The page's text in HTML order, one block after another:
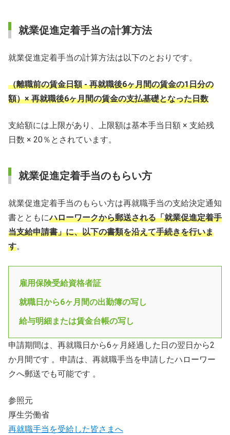
就業促進定着手当の計算方法
就業促進定着手当の計算方法は以下のとおりです。
（離職前の賃金日額 - 再就職後6ヶ月間の賃金の1日分の
額）× 再就職後6ヶ月間の賃金の支払基礎となった日数
支給額には上限があり、上限額は基本手当日額 × 支給残
日数 × 20％とされています。
就業促進定着手当のもらい方
就業促進定着手当のもらい方は再就職手当の支給決定通知
書とともにハローワークから郵送される「就業促進定着手
当支給申請書」に、以下の書類を沿えて手続きを行いま
す。
雇用保険受給資格者証
就職日から6ヶ月間の出勤簿の写し
給与明細または賃金台帳の写し
申請期間は、再就職日から6ヶ月経過した日の翌日から2
か月間です 。申請は、再就職手当を申請したハローワー
クへ郵送でも可能です 。
参照元
厚生労働省
再就職手当を受給した皆さまへ